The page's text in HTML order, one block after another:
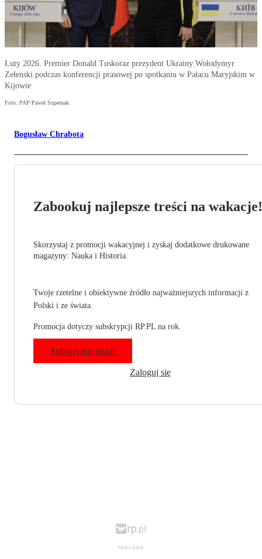
Luty 2026. Premier Donald Tuskoraz prezydent Ukrainy Wołodymyr
Zełenski podczas konferencji prasowej po spotkaniu w Pałacu Maryjskim w
Kijowie
Foto: PAP/Paweł Supernak
Bogusław Chrabota
Zabookuj najlepsze treści na wakacje!
Skorzystaj z promocji wakacyjnej i zyskaj dodatkowe drukowane
magazyny: Nauka i Historia.
Twoje rzetelne i obiektywne źródło najważniejszych informacji z
Polski i ze świata.
Promocja dotyczy subskrypcji RP.PL na rok.
Subskrybuj teraz!
Zaloguj się